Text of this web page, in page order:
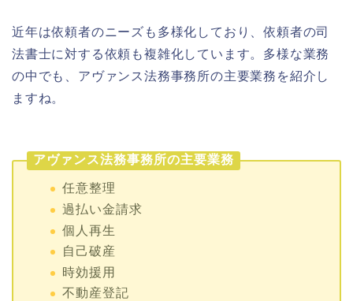
近年は依頼者のニーズも多様化しており、依頼者の司
法書士に対する依頼も複雑化しています。多様な業務
の中でも、アヴァンス法務事務所の主要業務を紹介し
ますね。
アヴァンス法務事務所の主要業務
任意整理
過払い金請求
個人再生
自己破産
時効援用
不動産登記